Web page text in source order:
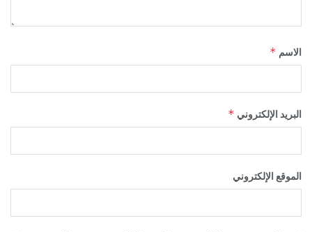
الاسم*
البريد الإلكتروني*
الموقع الإلكتروني